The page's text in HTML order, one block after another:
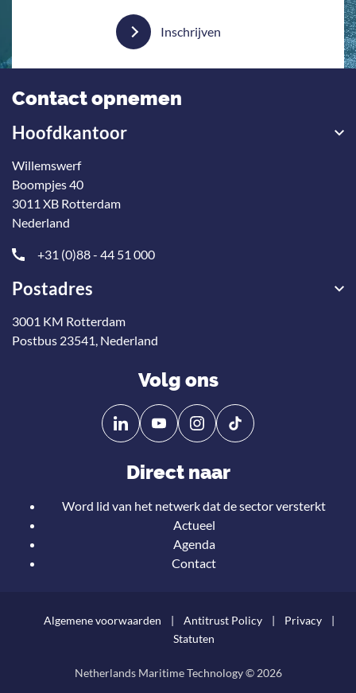
Inschrijven
Contact opnemen
Hoofdkantoor
Willemswerf
Boompjes 40
3011 XB Rotterdam
Nederland
+31 (0)88 - 44 51 000
Postadres
3001 KM Rotterdam
Postbus 23541, Nederland
Volg ons
Volg
ons
Linkedin
Volg
ons
YouTube
Direct naar
Word lid van het netwerk dat de sector versterkt
Actueel
Agenda
Contact
Algemene voorwaarden Antitrust Policy
Privacy
Statuten
Netherlands Maritime Technology © 2026